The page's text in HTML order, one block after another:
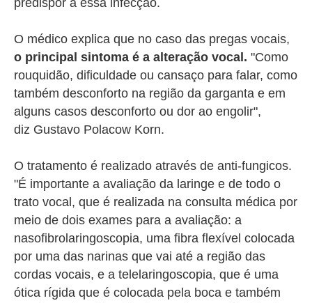
predispor a essa infecção.
O médico explica que no caso das pregas vocais,
o principal sintoma é a alteração vocal. "Como
rouquidão, dificuldade ou cansaço para falar, como
também desconforto na região da garganta e em
alguns casos desconforto ou dor ao engolir",
diz Gustavo Polacow Korn.
O tratamento é realizado através de anti-fungicos.
"É importante a avaliação da laringe e de todo o
trato vocal, que é realizada na consulta médica por
meio de dois exames para a avaliação: a
nasofibrolaringoscopia, uma fibra flexível colocada
por uma das narinas que vai até a região das
cordas vocais, e a telelaringoscopia, que é uma
ótica rígida que é colocada pela boca e também